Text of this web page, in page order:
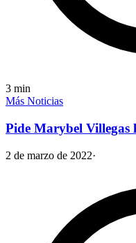
3 min
Más Noticias
Pide Marybel Villegas
2 de marzo de 2022·